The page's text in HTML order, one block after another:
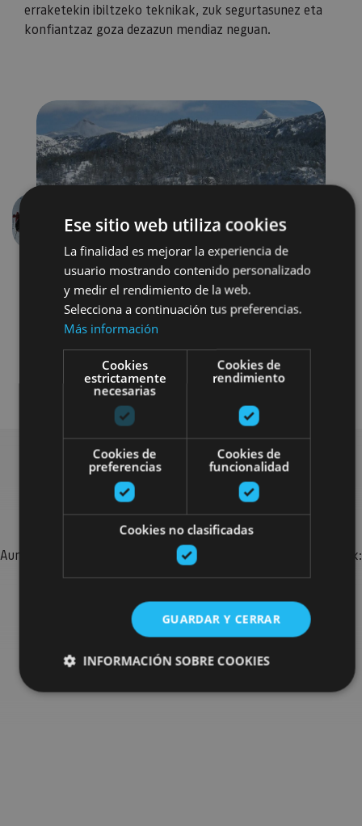
erraketekin ibiltzeko teknikak, zuk segurtasunez eta
konfiantzaz goza dezazun mendiaz neguan.
Aurrekoa
Nieve Visitas guiadas
Bilatu plan gehiago
Aurkitu zure bidaia Nafarroan osatzeko planak eta iradokizunak:
jarduera antolatuak, bisitak eta agendaren ekitaldi
Ese sitio web utiliza cookies
La finalidad es mejorar la experiencia de
usuario mostrando contenido personalizado
y medir el rendimiento de la web.
Selecciona a continuación tus preferencias.
Más información
Cookies
estrictamente
necesarias
Cookies de
rendimiento
Cookies de
preferencias
Cookies de
funcionalidad
Cookies no clasificadas
GUARDAR Y CERRAR
INFORMACIÓN SOBRE COOKIES